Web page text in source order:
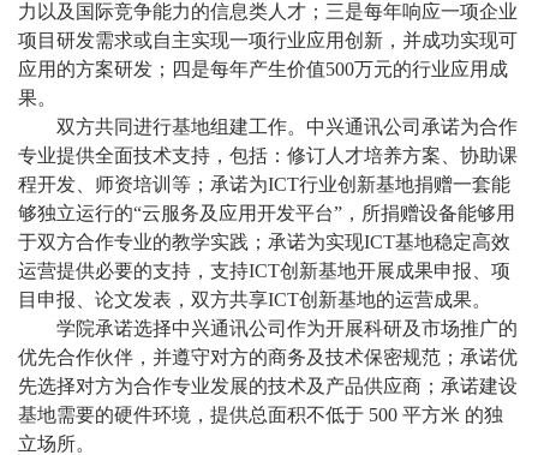
力以及国际竞争能力的信息类人才；三是每年响应一项企业
项目研发需求或自主实现一项行业应用创新，并成功实现可
应用的方案研发；四是每年产生价值500万元的行业应用成
果。
双方共同进行基地组建工作。中兴通讯公司承诺为合作
专业提供全面技术支持，包括：修订人才培养方案、协助课
程开发、师资培训等；承诺为ICT行业创新基地捐赠一套能
够独立运行的“云服务及应用开发平台”，所捐赠设备能够用
于双方合作专业的教学实践；承诺为实现ICT基地稳定高效
运营提供必要的支持，支持ICT创新基地开展成果申报、项
目申报、论文发表，双方共享ICT创新基地的运营成果。
学院承诺选择中兴通讯公司作为开展科研及市场推广的
优先合作伙伴，并遵守对方的商务及技术保密规范；承诺优
先选择对方为合作专业发展的技术及产品供应商；承诺建设
基地需要的硬件环境，提供总面积不低于 500 平方米 的独
立场所。